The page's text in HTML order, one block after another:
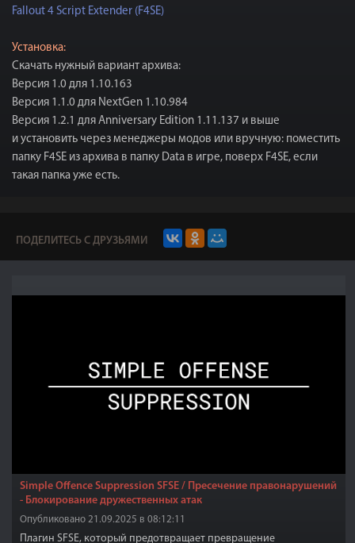
Fallout 4 Script Extender (F4SE)
Установка:
Скачать нужный вариант архива:
Версия 1.0 для 1.10.163
Версия 1.1.0 для NextGen 1.10.984
Версия 1.2.1 для Anniversary Edition 1.11.137 и выше
и установить через менеджеры модов или вручную: поместить
папку F4SE из архива в папку Data в игре, поверх F4SE, если
такая папка уже есть.
ПОДЕЛИТЕСЬ С ДРУЗЬЯМИ
Simple Offence Suppression SFSE / Пресечение правонарушений
- Блокирование дружественных атак
Опубликовано 21.09.2025 в 08:12:11
Плагин SFSE, который предотвращает превращение